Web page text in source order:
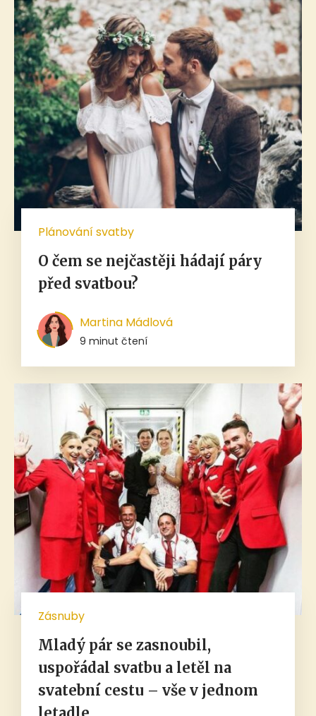
Plánování svatby
O čem se nejčastěji hádají páry
před svatbou?
Martina Mádlová
9 minut čtení
Zásnuby
Mladý pár se zasnoubil,
uspořádal svatbu a letěl na
svatební cestu – vše v jednom